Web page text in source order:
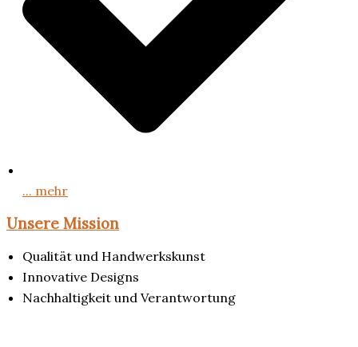
... mehr
Unsere Mission
Qualität und Handwerkskunst
Innovative Designs
Nachhaltigkeit und Verantwortung